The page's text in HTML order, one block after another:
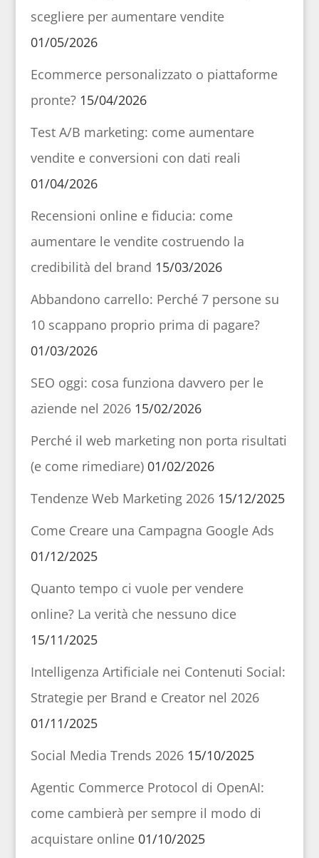
scegliere per aumentare vendite
01/05/2026
Ecommerce personalizzato o piattaforme
pronte? 15/04/2026
Test A/B marketing: come aumentare
vendite e conversioni con dati reali
01/04/2026
Recensioni online e fiducia: come
aumentare le vendite costruendo la
credibilità del brand 15/03/2026
Abbandono carrello: Perché 7 persone su
10 scappano proprio prima di pagare?
01/03/2026
SEO oggi: cosa funziona davvero per le
aziende nel 2026 15/02/2026
Perché il web marketing non porta risultati
(e come rimediare) 01/02/2026
Tendenze Web Marketing 2026 15/12/2025
Come Creare una Campagna Google Ads
01/12/2025
Quanto tempo ci vuole per vendere
online? La verità che nessuno dice
15/11/2025
Intelligenza Artificiale nei Contenuti Social:
Strategie per Brand e Creator nel 2026
01/11/2025
Social Media Trends 2026 15/10/2025
Agentic Commerce Protocol di OpenAI:
come cambierà per sempre il modo di
acquistare online 01/10/2025